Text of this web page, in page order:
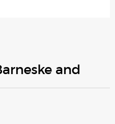
and